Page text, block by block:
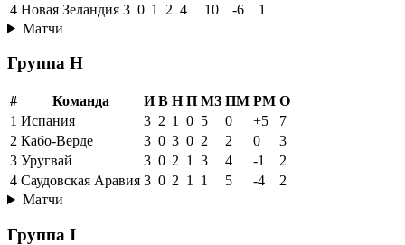
4 Новая Зеландия 3 0 1 2 4 10 -6
1
Матчи
Группа H
# Команда И В Н П МЗ ПМ РМ О
1 Испания 3 2 1 0 5 0 +5
7
2 Кабо-Верде 3 0 3 0 2 2 0
3
3 Уругвай 3 0 2 1 3 4 -1
2
4 Саудовская Аравия 3 0 2 1 1 5 -4
2
Матчи
Группа I